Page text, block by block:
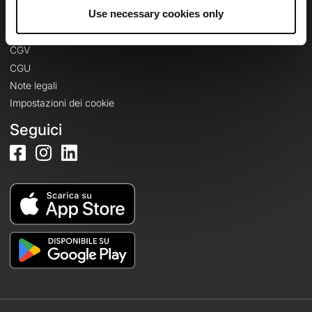
Use necessary cookies only
Informazioni legali
Informativa sulla privacy
CGV
CGU
Note legali
Impostazioni dei cookie
Seguici